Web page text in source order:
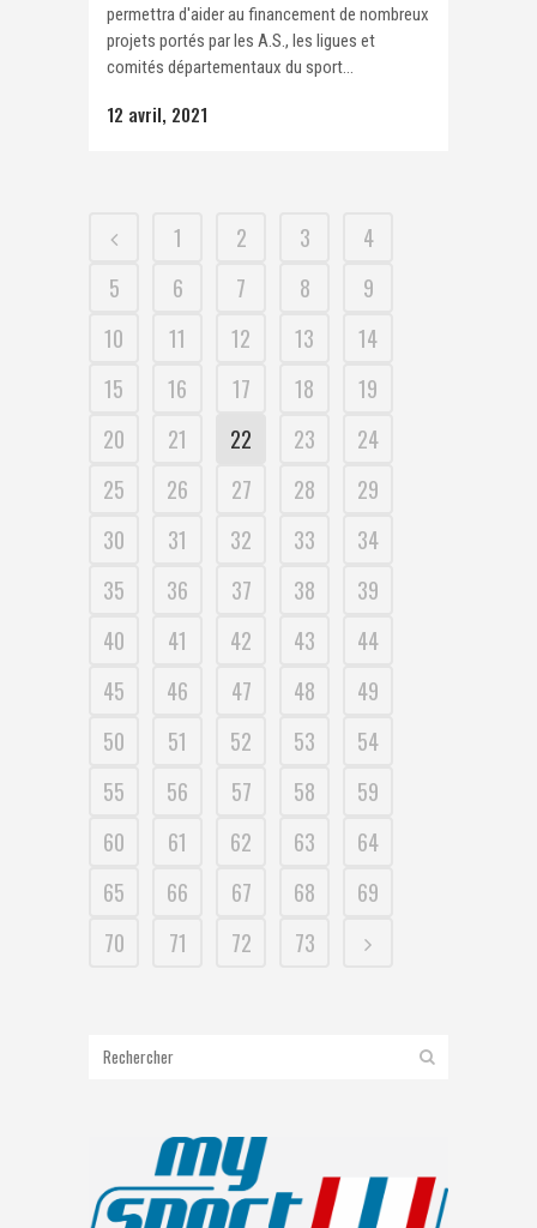
permettra d'aider au financement de nombreux
projets portés par les A.S., les ligues et
comités départementaux du sport...
12 avril, 2021
1 2 3
4
5
6 7 8
9
10
11 12 13
14
15
16 17 18
19
20
21 22 23
24
25
26 27 28
29
30
31 32 33
34
35
36 37 38
39
40
41 42 43
44
45
46 47 48
49
50
51 52 53
54
55
56 57 58
59
60
61 62 63
64
65
66 67 68
69
70
71 72 73